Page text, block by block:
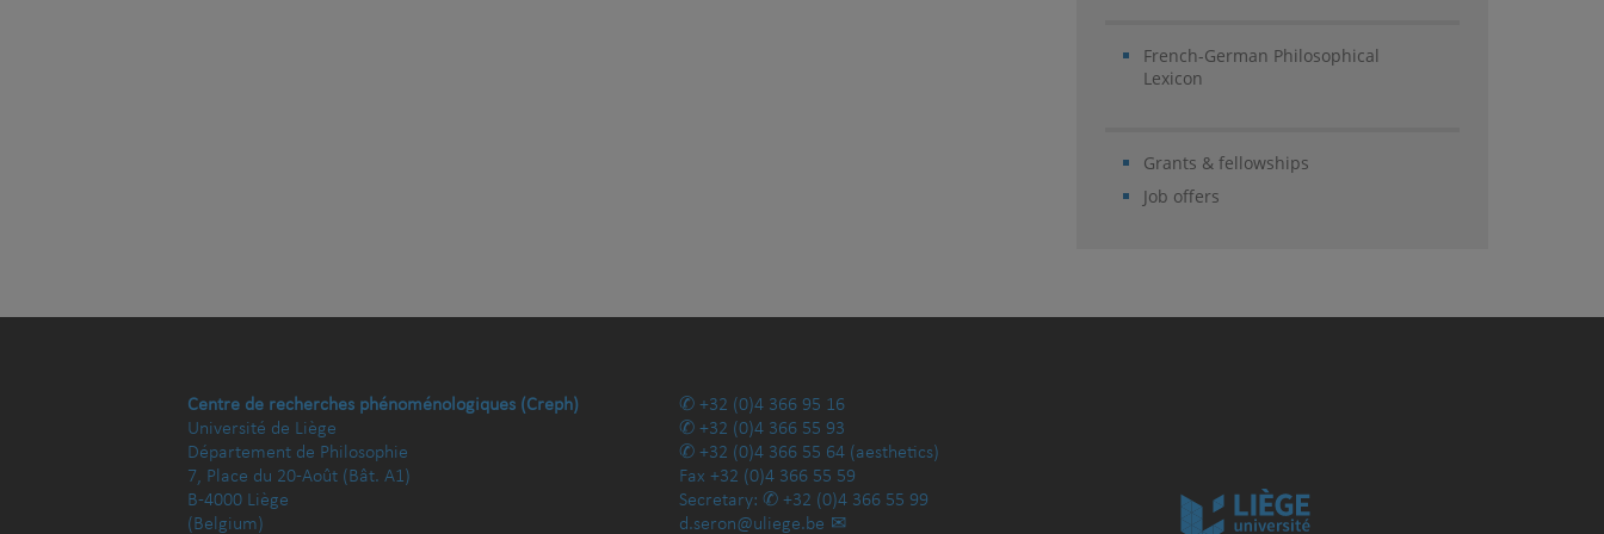
French-German Philosophical
Lexicon
Grants & fellowships
Job offers
Centre de recherches phénoménologiques (Creph)
Université de Liège
Département de Philosophie
7, Place du 20-Août (Bât. A1)
B-4000 Liège
(Belgium)
+32 (0)4 366 95 16
+32 (0)4 366 55 93
+32 (0)4 366 55 64 (aesthetics)
Fax +32 (0)4 366 55 59
Secretary:
+32 (0)4 366 55 99
d.seron@uliege.be